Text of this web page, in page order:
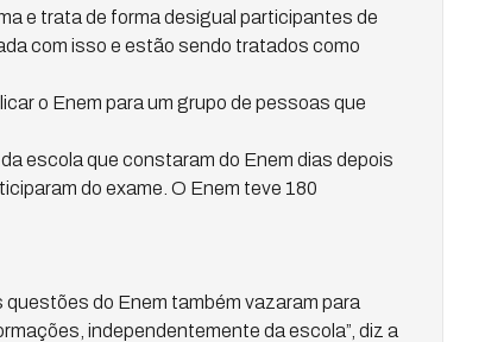
e trata de forma desigual participantes de
com isso e estão sendo tratados como
o Enem para um grupo de pessoas que
escola que constaram do Enem dias depois
do exame. O Enem teve 180
do Enem também vazaram para
independentemente da escola”, diz a